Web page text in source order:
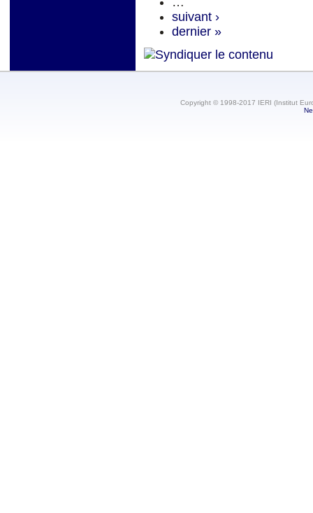
suivant ›
dernier »
Copyright © 1998-2017 IERI (Institut